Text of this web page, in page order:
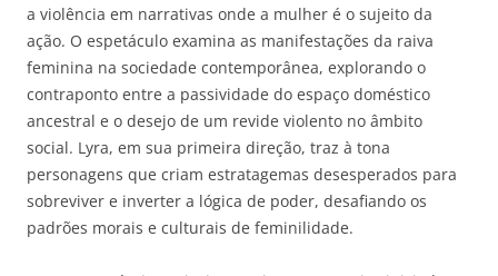
a violência em narrativas onde a mulher é o sujeito da
ação. O espetáculo examina as manifestações da raiva
feminina na sociedade contemporânea, explorando o
contraponto entre a passividade do espaço doméstico
ancestral e o desejo de um revide violento no âmbito
social. Lyra, em sua primeira direção, traz à tona
personagens que criam estratagemas desesperados para
sobreviver e inverter a lógica de poder, desafiando os
padrões morais e culturais de feminilidade.